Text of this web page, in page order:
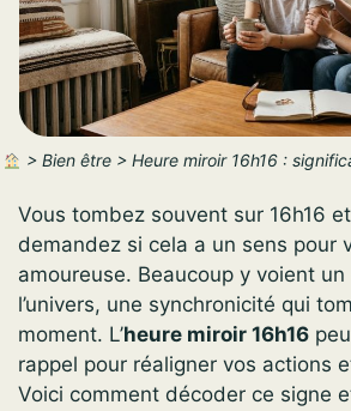
> Bien être> Heure miroir 16h16 :
Vous tombez souvent sur 16h16
demandez si cela a un sens pour
amoureuse. Beaucoup y voient
l’univers, une synchronicité qui
moment. L’heure miroir 16h16
rappel pour réaligner vos actions
Voici comment décoder ce signe